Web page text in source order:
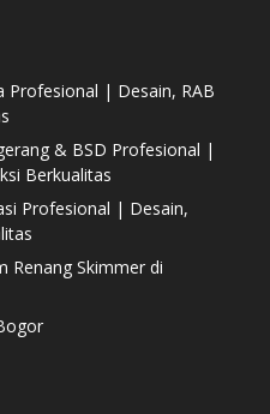
Profesional | Desain, RAB
& BSD Profesional |
Berkualitas
Profesional | Desain,
Renang Skimmer di